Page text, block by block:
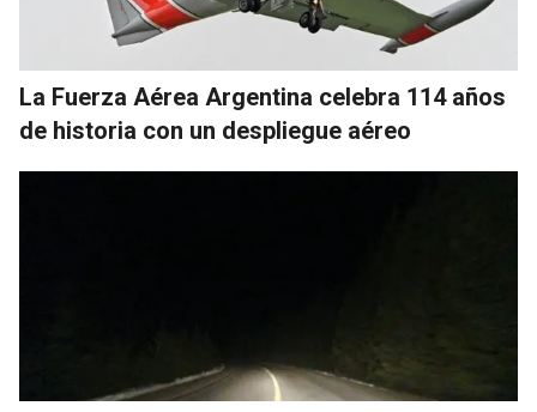
La Fuerza Aérea Argentina celebra 114 años
de historia con un despliegue aéreo